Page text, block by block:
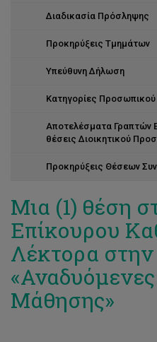
Διαδικασία Πρόσληψης
Προκηρύξεις Τμημάτων
Υπεύθυνη Δήλωση
Κατηγορίες Προσωπικού
Αποτελέσματα Γραπτών
θέσεις Διοικητικού
Προκηρύξεις Θέσεων
Μια (1) θέση
Επίκουρου
Λέκτορα στην
Μάθησης»